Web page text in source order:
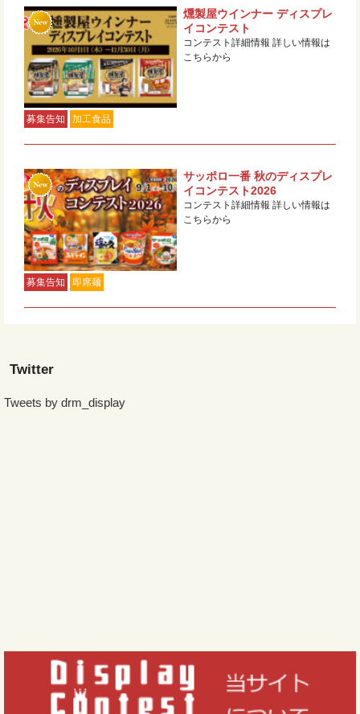
募集告知 加工食品
燻製屋ウインナー ディスプレ
イコンテスト
コンテスト詳細情報 詳しい情報は
こちらから
募集告知 即席麺
サッポロ一番 秋のディスプレ
イコンテスト2026
コンテスト詳細情報 詳しい情報は
こちらから
Twitter
Tweets by drm_display